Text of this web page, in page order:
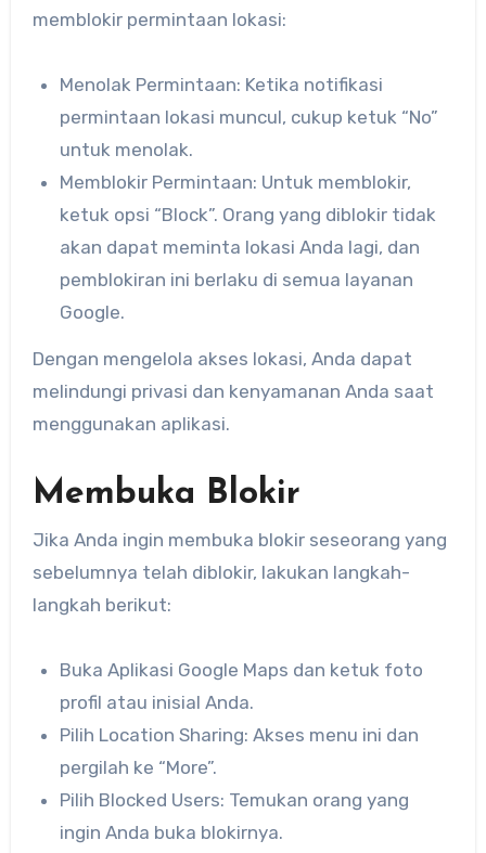
memblokir permintaan lokasi:
Menolak Permintaan: Ketika notifikasi
permintaan lokasi muncul, cukup ketuk “No”
untuk menolak.
Memblokir Permintaan: Untuk memblokir,
ketuk opsi “Block”. Orang yang diblokir tidak
akan dapat meminta lokasi Anda lagi, dan
pemblokiran ini berlaku di semua layanan
Google.
Dengan mengelola akses lokasi, Anda dapat
melindungi privasi dan kenyamanan Anda saat
menggunakan aplikasi.
Membuka Blokir
Jika Anda ingin membuka blokir seseorang yang
sebelumnya telah diblokir, lakukan langkah-
langkah berikut:
Buka Aplikasi Google Maps dan ketuk foto
profil atau inisial Anda.
Pilih Location Sharing: Akses menu ini dan
pergilah ke “More”.
Pilih Blocked Users: Temukan orang yang
ingin Anda buka blokirnya.